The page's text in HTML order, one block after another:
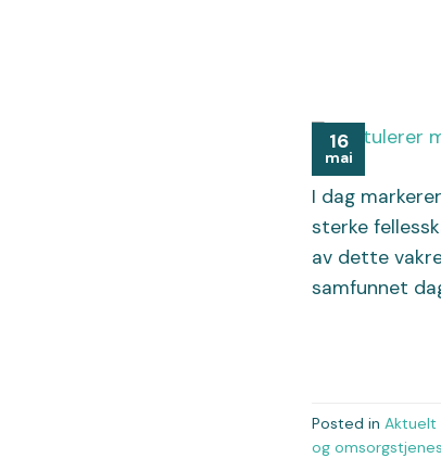
16
mai
I dag
sterke
av dette
samfunnet
Posted in Aktuelt
og